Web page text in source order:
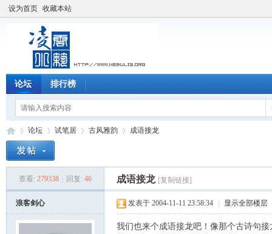
设为首页 收藏本站
论坛 排行榜
»
论坛
›
试笔居
›
古风雅韵
›
成语接龙
查看: 279338 回复: 46 成语接龙 [复制链接]
浪客剑心 发表于 2004-11-11 23:58:34 显示全部楼层
我们也来个成语接龙吧！像那个古诗句